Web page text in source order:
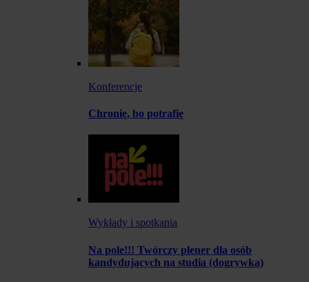
Konferencje
Chronię, bo potrafię
Wykłady i spotkania
Na pole!!! Twórczy plener dla osób
kandydujących na studia (dogrywka)